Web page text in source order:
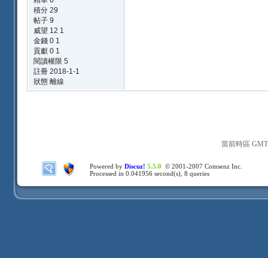
積分 29
帖子 9
威望 12 1
金錢 0 1
貢獻 0 1
閱讀權限 5
註冊 2018-1-1
狀態 離線
當前時區
Powered by Discuz! 5.5.0 © 2001-2007 Comsenz Inc.
Processed in 0.041956 second(s), 8 queries